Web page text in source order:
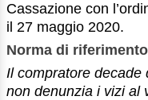
Cassazione con
il 27 maggio 2020.
Norma di riferimento
Il compratore decade
non denunzia i vizi al